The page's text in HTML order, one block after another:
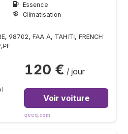
Essence
Climatisation
98702, FAA A, TAHITI, FRENCH
120 € / jour
Voir voiture
qeeq.com